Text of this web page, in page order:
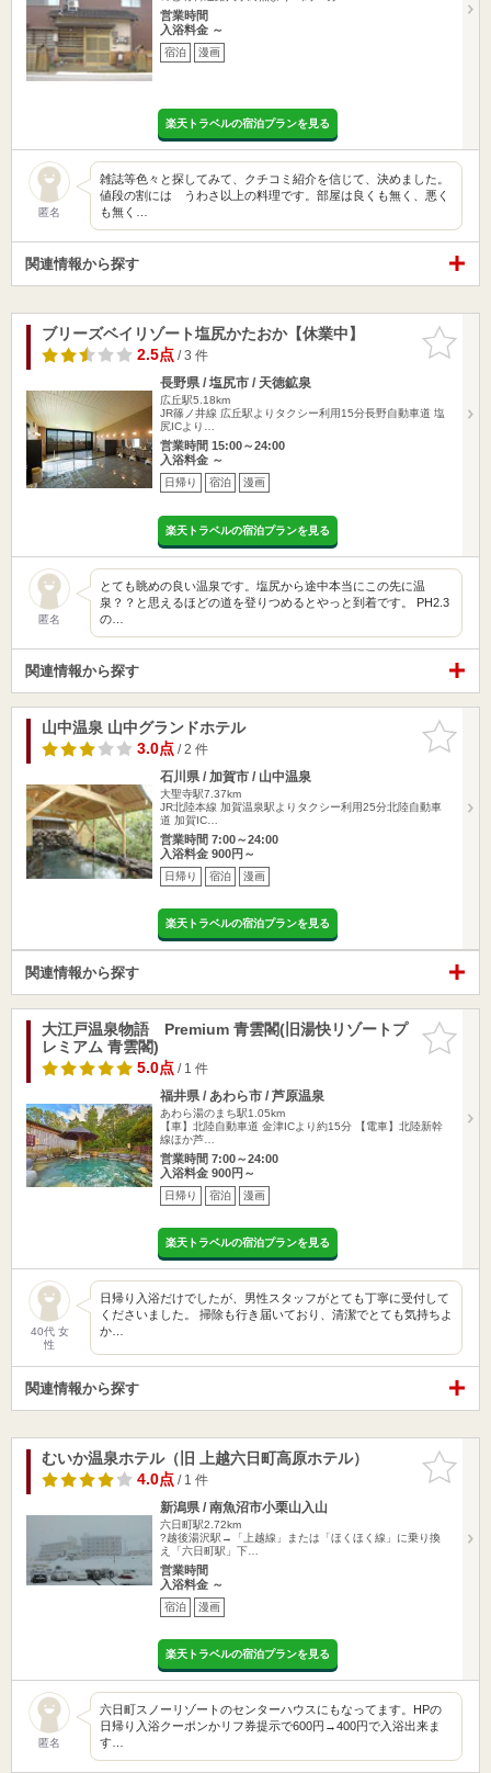
営業時間
入浴料金 ～
宿泊 漫画
楽天トラベルの宿泊プランを見る
匿名
雑誌等色々と探してみて、クチコミ紹介を信じて、決めました。
値段の割には うわさ以上の料理です。部屋は良くも無く、悪く
も無く…
関連情報から探す
お気に入
りに追加
ブリーズベイリゾート塩尻かたおか【休業中】
2.5点/ 3 件
長野県 / 塩尻市 / 天徳鉱泉
広丘駅5.18km
JR篠ノ井線 広丘駅よりタクシー利用15分長野自動車道 塩
尻ICより…
営業時間 15:00～24:00
入浴料金 ～
日帰り 宿泊 漫画
楽天トラベルの宿泊プランを見る
匿名
とても眺めの良い温泉です。塩尻から途中本当にこの先に温
泉？？と思えるほどの道を登りつめるとやっと到着です。 PH2.3
の…
関連情報から探す
お気に入
りに追加
山中温泉 山中グランドホテル
3.0点/ 2 件
石川県 / 加賀市 / 山中温泉
大聖寺駅7.37km
JR北陸本線 加賀温泉駅よりタクシー利用25分北陸自動車
道 加賀IC…
営業時間 7:00～24:00
入浴料金 900円～
日帰り 宿泊 漫画
楽天トラベルの宿泊プランを見る
関連情報から探す
お気に入
りに追加
大江戸温泉物語 Premium 青雲閣(旧湯快リゾートプ
レミアム 青雲閣)
5.0点/ 1 件
福井県 / あわら市 / 芦原温泉
あわら湯のまち駅1.05km
【車】北陸自動車道 金津ICより約15分 【電車】北陸新幹
線ほか芦…
営業時間 7:00～24:00
入浴料金 900円～
日帰り 宿泊 漫画
楽天トラベルの宿泊プランを見る
40代 女
性
日帰り入浴だけでしたが、男性スタッフがとても丁寧に受付して
くださいました。 掃除も行き届いており、清潔でとても気持ちよ
か…
関連情報から探す
お気に入
りに追加
むいか温泉ホテル（旧 上越六日町高原ホテル）
4.0点/ 1 件
新潟県 / 南魚沼市小栗山入山
六日町駅2.72km
?越後湯沢駅→「上越線」または「ほくほく線」に乗り換
え「六日町駅」下…
営業時間
入浴料金 ～
宿泊 漫画
楽天トラベルの宿泊プランを見る
匿名
六日町スノーリゾートのセンターハウスにもなってます。HPの
日帰り入浴クーポンかリフ券提示で600円→400円で入浴出来ま
す…